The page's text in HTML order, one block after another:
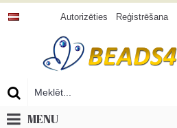
Autorizēties Reģistrēšana
MENU